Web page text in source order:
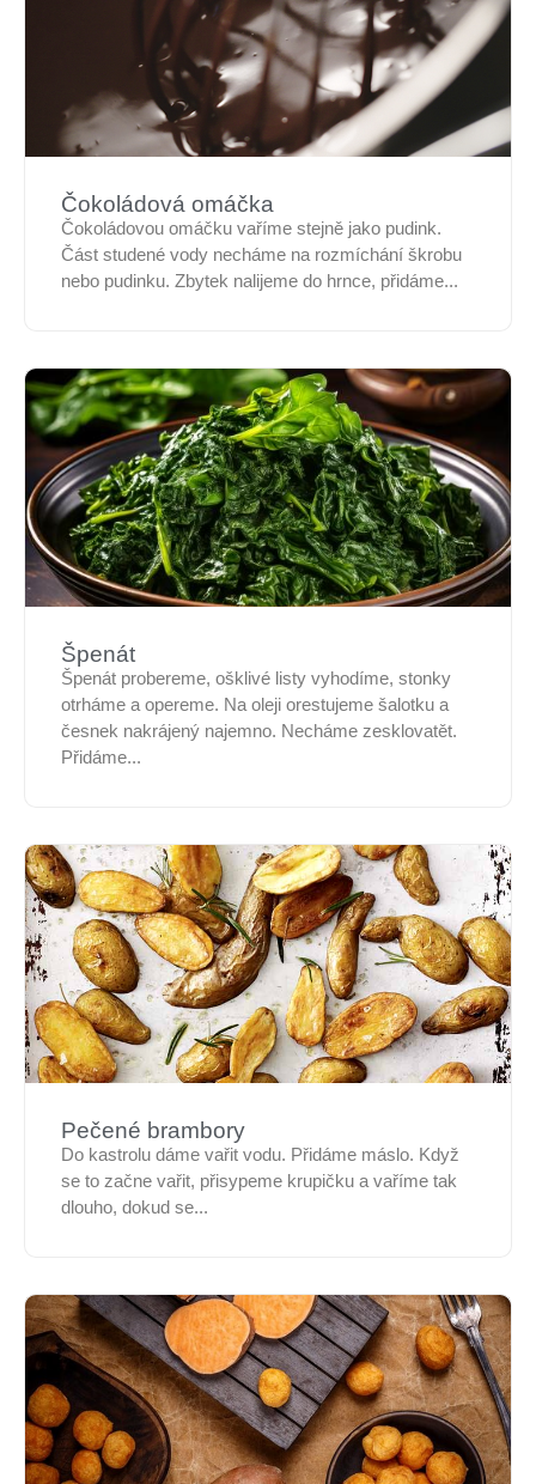
Čokoládová omáčka
Čokoládovou omáčku vaříme stejně jako pudink.
Část studené vody necháme na rozmíchání škrobu
nebo pudinku. Zbytek nalijeme do hrnce, přidáme...
Špenát
Špenát probereme, ošklivé listy vyhodíme, stonky
otrháme a opereme. Na oleji orestujeme šalotku a
česnek nakrájený najemno. Necháme zesklovatět.
Přidáme...
Pečené brambory
Do kastrolu dáme vařit vodu. Přidáme máslo. Když
se to začne vařit, přisypeme krupičku a vaříme tak
dlouho, dokud se...